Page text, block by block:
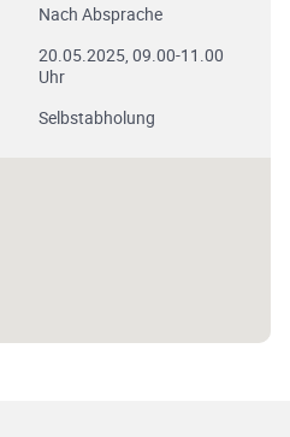
Nach Absprache
20.05.2025, 09.00-11.00
Uhr
Selbstabholung